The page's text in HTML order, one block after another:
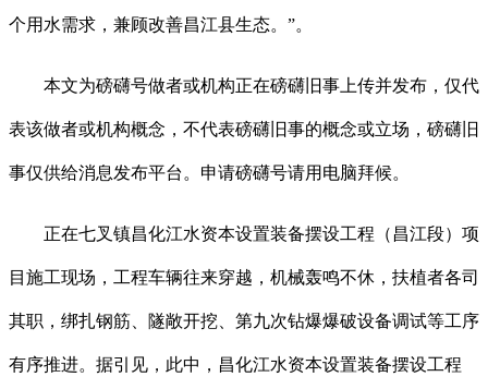
个用水需求，兼顾改善昌江县生态。”。
本文为磅礴号做者或机构正在磅礴旧事上传并发布，仅代
表该做者或机构概念，不代表磅礴旧事的概念或立场，磅礴旧
事仅供给消息发布平台。申请磅礴号请用电脑拜候。
正在七叉镇昌化江水资本设置装备摆设工程（昌江段）项
目施工现场，工程车辆往来穿越，机械轰鸣不休，扶植者各司
其职，绑扎钢筋、隧敞开挖、第九次钻爆爆破设备调试等工序
有序推进。据引见，此中，昌化江水资本设置装备摆设工程